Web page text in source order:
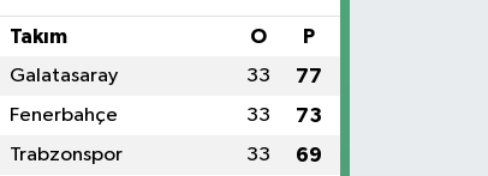
Takım O P
Galatasaray 33 77
Fenerbahçe 33 73
Trabzonspor 33 69